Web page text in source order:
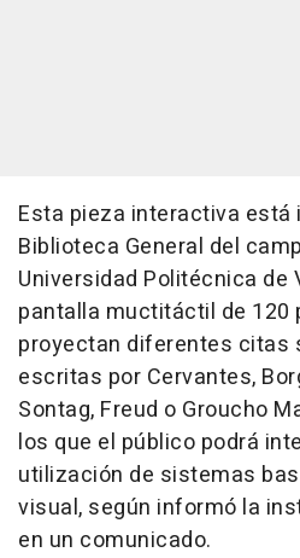
Esta pieza interactiva está
Biblioteca General del
Universidad Politécnica de
pantalla muctitáctil de 120
proyectan diferentes citas
escritas por Cervantes,
Sontag, Freud o Groucho
los que el público podrá
utilización de sistemas
visual, según informó la
en un comunicado.